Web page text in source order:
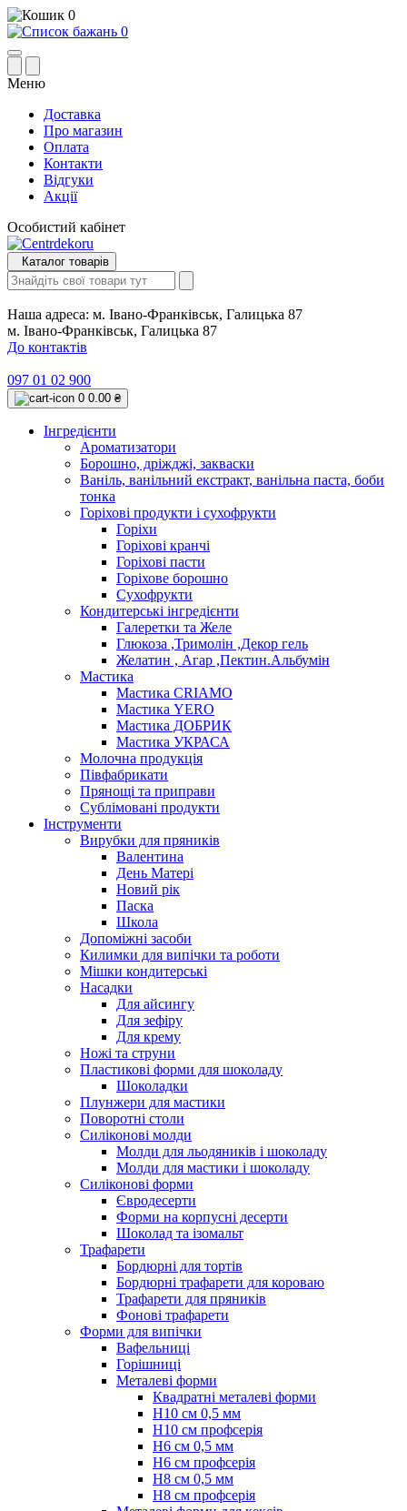
0
0
Меню
Доставка
Про магазин
Оплата
Контакти
Відгуки
Акції
Особистий кабінет
Каталог товарів
Наша адреса: м. Івано-Франківськ, Галицька 87
м. Івано-Франківськ, Галицька 87
До контактів
097 01 02 900
0 0.00 ₴
Інгредієнти
Ароматизатори
Борошно, дріжджі, закваски
Ваніль, ванільний екстракт, ванільна паста, боби
тонка
Горіхові продукти і сухофрукти
Горіхи
Горіхові кранчі
Горіхові пасти
Горіхове борошно
Сухофрукти
Кондитерські інгредієнти
Галеретки та Желе
Глюкоза ,Тримолін ,Декор гель
Желатин , Агар ,Пектин.Альбумін
Мастика
Мастика CRIAMO
Мастика YERO
Мастика ДОБРИК
Мастика УКРАСА
Молочна продукція
Півфабрикати
Прянощі та приправи
Сублімовані продукти
Інструменти
Вирубки для пряників
Валентина
День Матері
Новий рік
Паска
Школа
Допоміжні засоби
Килимки для випічки та роботи
Мішки кондитерські
Насадки
Для айсингу
Для зефіру
Для крему
Ножі та струни
Пластикові форми для шоколаду
Шоколадки
Плунжери для мастики
Поворотні столи
Силіконові молди
Молди для льодяників і шоколаду
Молди для мастики і шоколаду
Силіконові форми
Євродесерти
Форми на корпусні десерти
Шоколад та ізомальт
Трафарети
Бордюрні для тортів
Бордюрні трафарети для короваю
Трафарети для пряників
Фонові трафарети
Форми для випічки
Вафельниці
Горішниці
Металеві форми
Квадратні металеві форми
Н10 см 0,5 мм
Н10 см профсерія
Н6 см 0,5 мм
Н6 см профсерія
Н8 см 0,5 мм
Н8 см профсерія